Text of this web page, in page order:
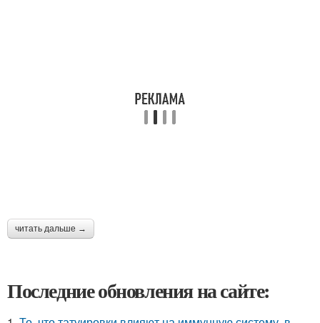
читать дальше →
Последние обновления на сайте: